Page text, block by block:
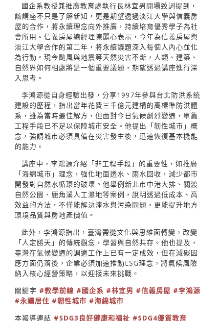
國企系教授兼推廣教育處執行長林宜男開場致詞提到，
該講座不只是了解新知，更是期望透過淡江大學與信義房
屋的合作，將永續理念向外推廣，持續培育優秀學子為社
會所用。信義房屋總經理陳麗心表示，今年為信義房屋與
淡江大學合作的第二年，將永續議題深入每個人內心並化
為行動。現今颱風與地震等天然災害不斷，人類、建築、
自然界如何相處將是一個重要議題，期望透過講座進行深
入思考。
李鴻源從自身經驗出發，分享1997年參與台北防洪系統
建設的歷程，指出當年花費三千億元建構的高標準防洪體
系，雖為當時最佳解方，但面對今日氣候劇烈變遷，單靠
工程手段已不足以保障城市安全。他提出「韌性城市」概
念，強調城市必須具備在災害發生後，迅速恢復基本機能
的能力。
講座中，李鴻源介紹「非工程手段」的重要性，如推廣
「海綿城市」理念，強化地面透水、雨水回收，減少都市
開發對自然水循環的破壞。他舉例新北市中港大排、關渡
自然公園、鹿角溪人工濕地等案例，說明透過低成本、高
效益的方法，不僅能解決淹水與污染問題，更能提升地方
環境品質與房地產價值。
此外，李鴻源指出，臺灣需從文化與思維面轉變，改變
「人定勝天」的傳統觀念，學習與自然共存。他也提及，
臺灣在氣候變遷的調適工作上已有一定成效，但在減碳因
應方面仍落後，企業必須加速推動ESG理念，將氣候風險
納入核心經營策略，以迎接未來挑戰。
關鍵字 #教學前線 #國企系 #林宜男 #信義房屋 #李鴻源
#永續居住 #韌性城市 #海綿城市
本報導連結 #SDG3良好健康和福祉 #SDG4優質教育